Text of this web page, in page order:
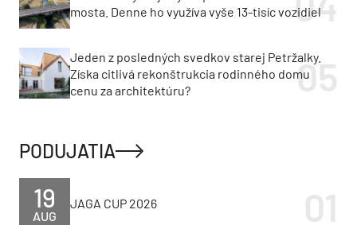
mosta. Denne ho využíva vyše 13-tisíc vozidiel
Jeden z posledných svedkov starej Petržalky.
Získa citlivá rekonštrukcia rodinného domu
cenu za architektúru?
PODUJATIA
AUG
19 JAGA CUP 2026